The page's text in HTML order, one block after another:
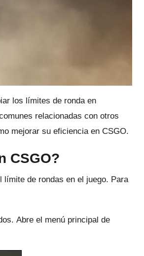
los límites de ronda en
relacionadas con otros
mejorar su eficiencia en CSGO.
CSGO?
límite de rondas en el juego. Para
Abre el menú principal de